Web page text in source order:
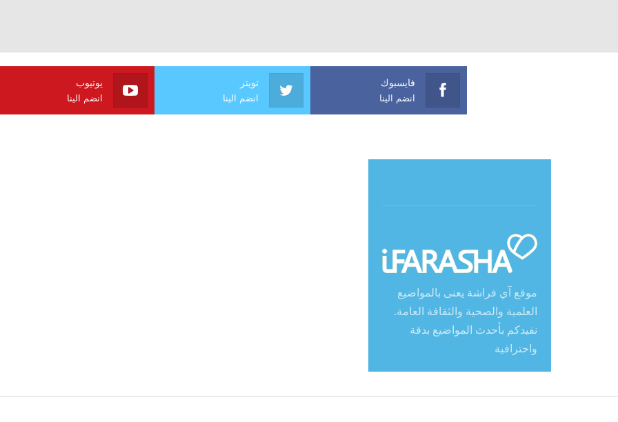
فايسبوك
انضم الينا
تويتر
انضم الينا
يوتيوب
انضم الينا
موقع آي فراشة يعنى بالمواضيع
العلمية والصحية والثقافة العامة.
نفيدكم بأحدث المواضيع بدقة
واحترافية